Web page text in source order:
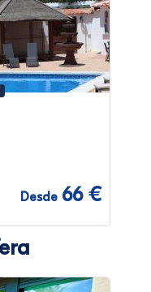
Desde 66 €